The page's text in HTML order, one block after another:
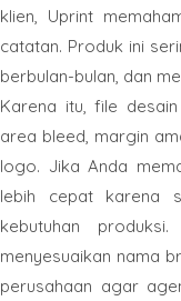
klien, Uprint
catatan. Produk ini
berbulan-bulan, dan
Karena itu, file
area bleed, margin
logo. Jika Anda
lebih cepat karena
kebutuhan
menyesuaikan nama
perusahaan agar